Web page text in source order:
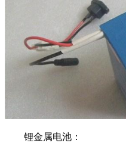
锂金属电池：